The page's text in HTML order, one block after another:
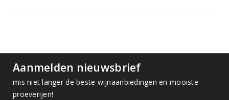
Aanmelden nieuwsbrief
mis niet langer de beste wijnaanbiedingen en mooiste
proeverijen!